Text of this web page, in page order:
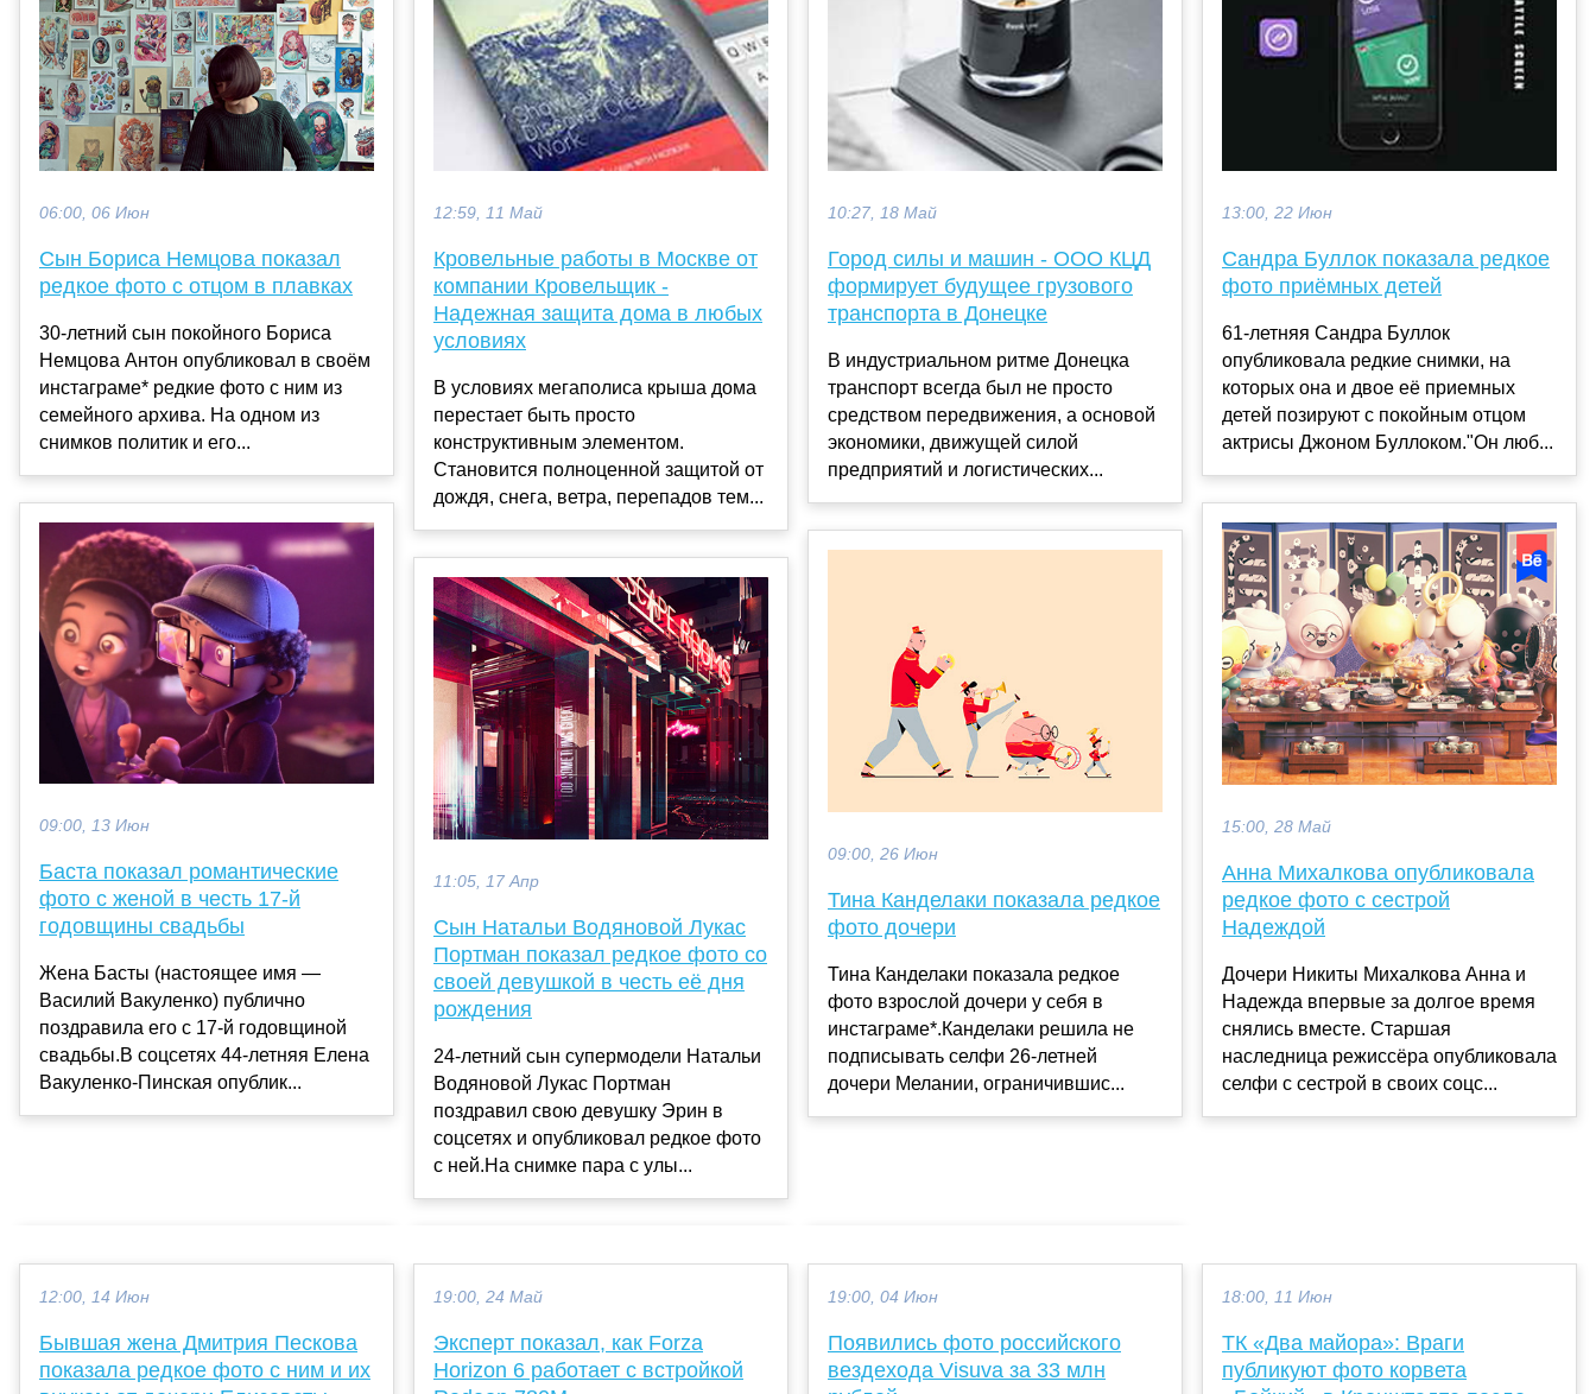
06:00, 06 Июн
Сын Бориса Немцова показал
редкое фото с отцом в плавках
30-летний сын покойного Бориса
Немцова Антон опубликовал в своём
инстаграме* редкие фото с ним из
семейного архива. На одном из
снимков политик и его...
09:00, 13 Июн
Баста показал романтические
фото с женой в честь 17-й
годовщины свадьбы
Жена Басты (настоящее имя —
Василий Вакуленко) публично
поздравила его с 17-й годовщиной
свадьбы.В соцсетях 44-летняя Елена
Вакуленко-Пинская опублик...
12:59, 11 Май
Кровельные работы в Москве от
компании Кровельщик -
Надежная защита дома в любых
условиях
В условиях мегаполиса крыша дома
перестает быть просто
конструктивным элементом.
Становится полноценной защитой от
дождя, снега, ветра, перепадов тем...
11:05, 17 Апр
Сын Натальи Водяновой Лукас
Портман показал редкое фото со
своей девушкой в честь её дня
рождения
24-летний сын супермодели Натальи
Водяновой Лукас Портман
поздравил свою девушку Эрин в
соцсетях и опубликовал редкое фото
с ней.На снимке пара с улы...
10:27, 18 Май
Город силы и машин - ООО КЦД
формирует будущее грузового
транспорта в Донецке
В индустриальном ритме Донецка
транспорт всегда был не просто
средством передвижения, а основой
экономики, движущей силой
предприятий и логистических...
09:00, 26 Июн
Тина Канделаки показала редкое
фото дочери
Тина Канделаки показала редкое
фото взрослой дочери у себя в
инстаграме*.Канделаки решила не
подписывать селфи 26-летней
дочери Мелании, ограничившис...
13:00, 22 Июн
Сандра Буллок показала редкое
фото приёмных детей
61-летняя Сандра Буллок
опубликовала редкие снимки, на
которых она и двое её приемных
детей позируют с покойным отцом
актрисы Джоном Буллоком."Он люб...
15:00, 28 Май
Анна Михалкова опубликовала
редкое фото с сестрой
Надеждой
Дочери Никиты Михалкова Анна и
Надежда впервые за долгое время
снялись вместе. Старшая
наследница режиссёра опубликовала
селфи с сестрой в своих соцс...
12:00, 14 Июн
Бывшая жена Дмитрия Пескова
показала редкое фото с ним и их
19:00, 24 Май
Эксперт показал, как Forza
Horizon 6 работает с встройкой
19:00, 04 Июн
Появились фото российского
вездехода Visuva за 33 млн
18:00, 11 Июн
ТК «Два майора»: Враги
публикуют фото корвета